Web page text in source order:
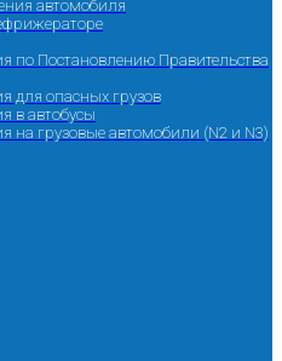
автомобиля
по Постановлению Правительства
для опасных грузов
в автобусы
на грузовые автомобили (N2 и N3)